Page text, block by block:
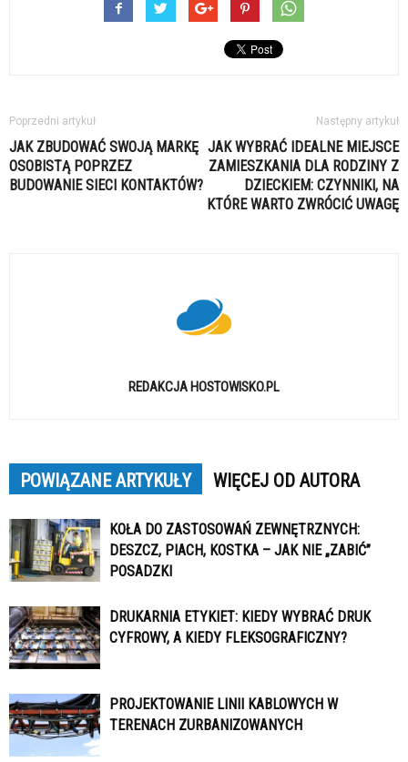
Poprzedni artykuł
JAK ZBUDOWAĆ SWOJĄ MARKĘ
OSOBISTĄ POPRZEZ
BUDOWANIE SIECI KONTAKTÓW?
Następny artykuł
JAK WYBRAĆ IDEALNE MIEJSCE
ZAMIESZKANIA DLA RODZINY Z
DZIECKIEM: CZYNNIKI, NA
KTÓRE WARTO ZWRÓCIĆ UWAGĘ
REDAKCJA HOSTOWISKO.PL
POWIĄZANE ARTYKUŁY WIĘCEJ OD AUTORA
KOŁA DO ZASTOSOWAŃ ZEWNĘTRZNYCH:
DESZCZ, PIACH, KOSTKA – JAK NIE „ZABIĆ”
POSADZKI
DRUKARNIA ETYKIET: KIEDY WYBRAĆ DRUK
CYFROWY, A KIEDY FLEKSOGRAFICZNY?
PROJEKTOWANIE LINII KABLOWYCH W
TERENACH ZURBANIZOWANYCH